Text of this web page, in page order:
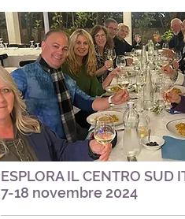
ESPLORA IL CENTRO SUD
7-18 novembre 2024